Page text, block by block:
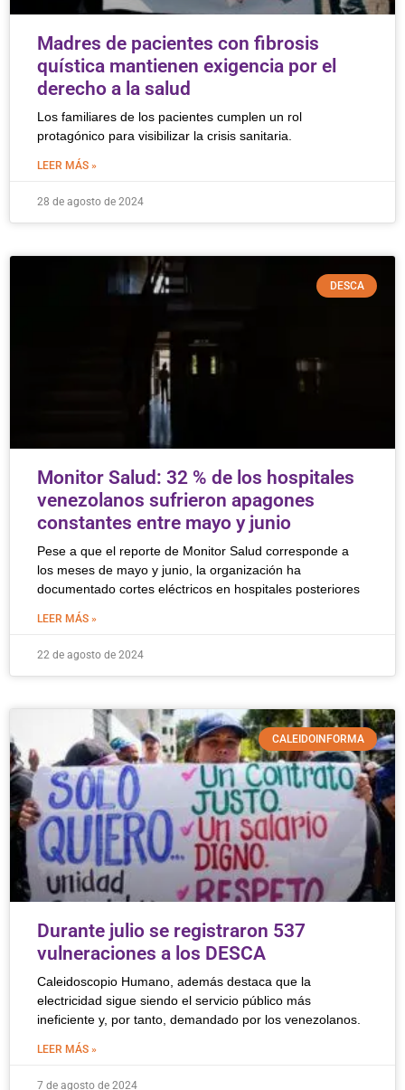
Madres de pacientes con fibrosis
quística mantienen exigencia por el
derecho a la salud
Los familiares de los pacientes cumplen un rol
protagónico para visibilizar la crisis sanitaria.
LEER MÁS »
28 de agosto de 2024
DESCA
Monitor Salud: 32 % de los hospitales
venezolanos sufrieron apagones
constantes entre mayo y junio
Pese a que el reporte de Monitor Salud corresponde a
los meses de mayo y junio, la organización ha
documentado cortes eléctricos en hospitales posteriores
LEER MÁS »
22 de agosto de 2024
CALEIDOINFORMA
Durante julio se registraron 537
vulneraciones a los DESCA
Caleidoscopio Humano, además destaca que la
electricidad sigue siendo el servicio público más
ineficiente y, por tanto, demandado por los venezolanos.
LEER MÁS »
7 de agosto de 2024